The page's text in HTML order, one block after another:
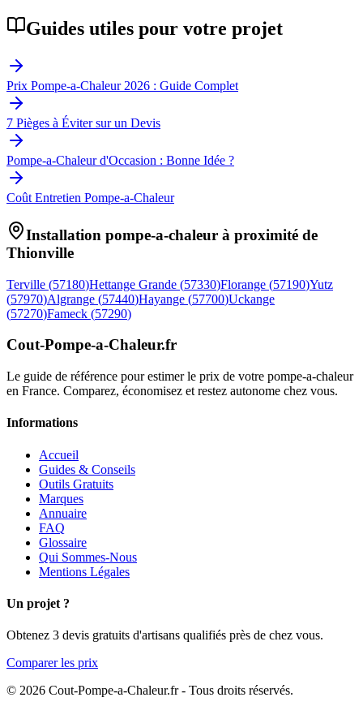
Guides utiles pour votre projet
Prix Pompe-a-Chaleur 2026 : Guide Complet
7 Pièges à Éviter sur un Devis
Pompe-a-Chaleur d'Occasion : Bonne Idée ?
Coût Entretien Pompe-a-Chaleur
Installation pompe-a-chaleur à proximité de
Thionville
Terville (57180)Hettange Grande (57330)Florange (57190)Yutz
(57970)Algrange (57440)Hayange (57700)Uckange
(57270)Fameck (57290)
Cout-Pompe-a-Chaleur.fr
Le guide de référence pour estimer le prix de votre pompe-a-chaleur
en France. Comparez, économisez et restez autonome chez vous.
Informations
Accueil
Guides & Conseils
Outils Gratuits
Marques
Annuaire
FAQ
Glossaire
Qui Sommes-Nous
Mentions Légales
Un projet ?
Obtenez 3 devis gratuits d'artisans qualifiés près de chez vous.
Comparer les prix
© 2026 Cout-Pompe-a-Chaleur.fr - Tous droits réservés.